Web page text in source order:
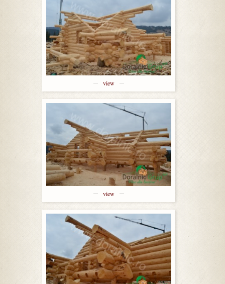
view
view